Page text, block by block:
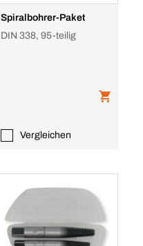
Spiralbohrer-Paket
DIN 338, 95-teilig
Vergleichen